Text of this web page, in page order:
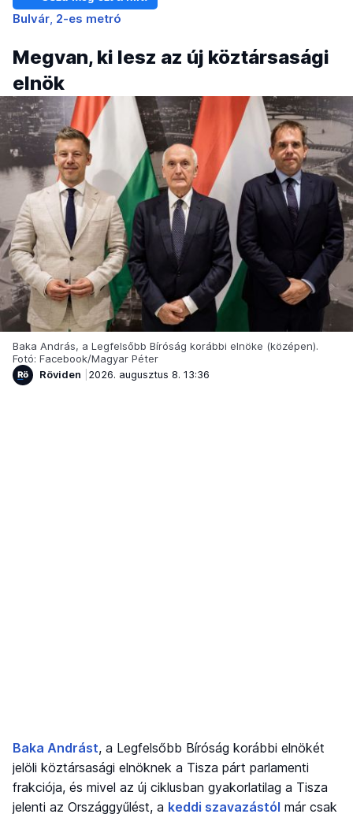
Bulvár 2-es metró
Megvan, ki lesz az új köztársasági
elnök
Baka András, a Legfelsőbb Bíróság korábbi elnöke (középen).
Fotó: Facebook/Magyar Péter
Röviden
2026. augusztus 8. 13:36
Baka Andrást, a Legfelsőbb Bíróság korábbi elnökét
jelöli köztársasági elnöknek a Tisza párt parlamenti
frakciója, és mivel az új ciklusban gyakorlatilag a Tisza
jelenti az Országgyűlést, a keddi szavazástól már csak